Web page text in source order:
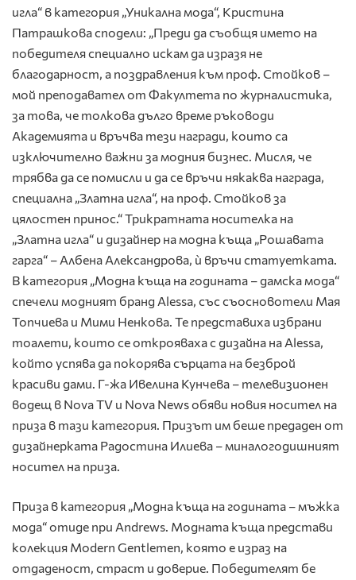
игла“ в категория „Уникална мода“, Кристина
Патрашкова сподели: „Преди да съобщя името на
победителя специално искам да изразя не
благодарност, а поздравления към проф. Стойков –
мой преподавател от Факултета по журналистика,
за това, че толкова дълго време ръководи
Академията и връчва тези награди, които са
изключително важни за модния бизнес. Мисля, че
трябва да се помисли и да се връчи някаква награда,
специална „Златна игла“, на проф. Стойков за
цялостен принос.“ Трикратната носителка на
„Златна игла“ и дизайнер на модна къща „Рошавата
гарга“ – Албена Александрова, ѝ връчи статуетката.
В категория „Модна къща на годината – дамска мода“
спечели модният бранд Alessa, със съосновотели Мая
Топчиева и Мими Ненкова. Те представиха избрани
тоалети, които се открояваха с дизайна на Alessa,
който успява да покорява сърцата на безброй
красиви дами. Г-жа Ивелина Кунчева – телевизионен
водещ в Nova TV и Nova News обяви новия носител на
приза в тази категория. Призът им беше предаден от
дизайнерката Радостина Илиева – миналогодишният
носител на приза.
Приза в категория „Модна къща на годината – мъжка
мода“ отиде при Andrews. Модната къща представи
колекция Modern Gentlemen, която е израз на
отдаденост, страст и доверие. Победителят бе